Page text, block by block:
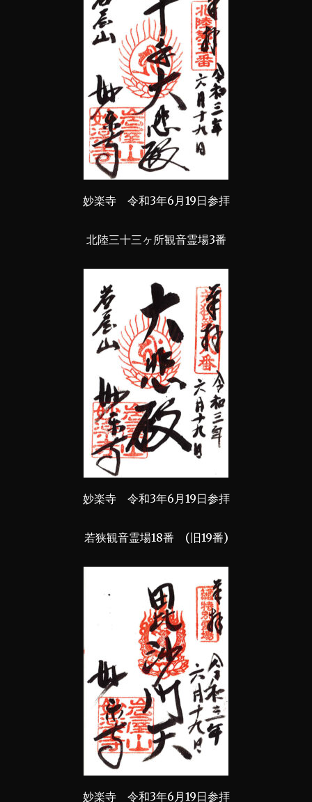
妙楽寺 令和3年6月19日参拝
北陸三十三ヶ所観音霊場3番
妙楽寺 令和3年6月19日参拝
若狭観音霊場18番 (旧19番)
妙楽寺 令和3年6月19日参拝